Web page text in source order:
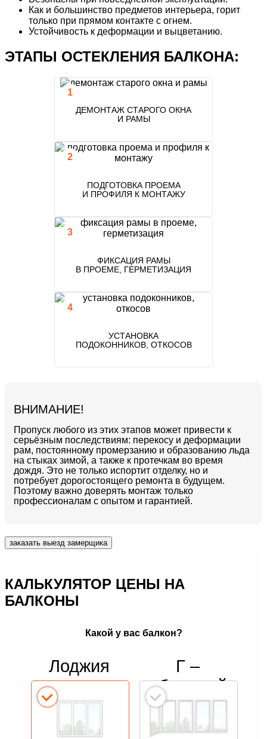
Как и большинство предметов интерьера, горит
только при прямом контакте с огнем.
Устойчивость к деформации и выцветанию.
ЭТАПЫ ОСТЕКЛЕНИЯ БАЛКОНА:
ДЕМОНТАЖ СТАРОГО ОКНА
И РАМЫ
ПОДГОТОВКА ПРОЕМА
И ПРОФИЛЯ К МОНТАЖУ
ФИКСАЦИЯ РАМЫ
В ПРОЕМЕ, ГЕРМЕТИЗАЦИЯ
УСТАНОВКА
ПОДОКОННИКОВ, ОТКОСОВ
ВНИМАНИЕ!
Пропуск любого из этих этапов может привести к
серьёзным последствиям: перекосу и деформации
рам, постоянному промерзанию и образованию льда
на стыках зимой, а также к протечкам во время
дождя. Это не только испортит отделку, но и
потребует дорогостоящего ремонта в будущем.
Поэтому важно доверять монтаж только
профессионалам с опытом и гарантией.
заказать выезд замерщика
КАЛЬКУЛЯТОР ЦЕНЫ НА
БАЛКОНЫ
Какой у вас балкон?
Лоджия
Г –
образный